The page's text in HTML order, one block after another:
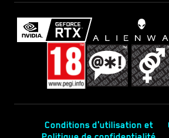
Conditions d'utilisation et